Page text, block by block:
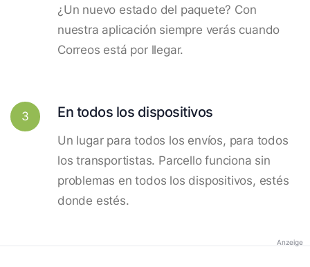
¿Un nuevo estado del paquete? Con
nuestra aplicación siempre verás cuando
Correos está por llegar.
3 En todos los dispositivos
Un lugar para todos los envíos, para todos
los transportistas. Parcello funciona sin
problemas en todos los dispositivos, estés
donde estés.
Anzeige